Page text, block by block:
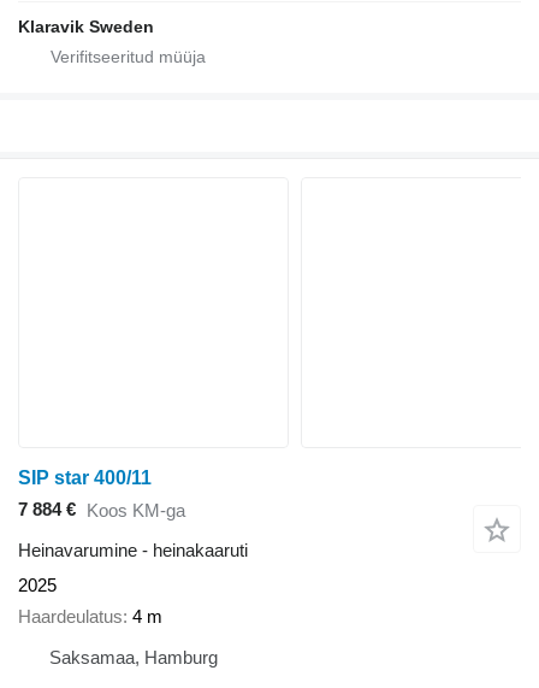
Klaravik Sweden
SIP star 400/11
7 884 € Koos KM-ga
Heinavarumine - heinakaaruti
2025
Haardeulatus 4 m
Saksamaa, Hamburg